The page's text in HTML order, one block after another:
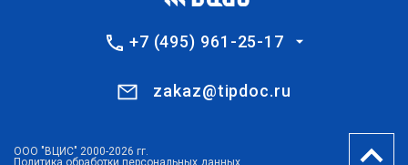
+7 (495) 961-25-17
zakaz@tipdoc.ru
ООО "ВЦИС" 2000-2026 гг.
Политика обработки персональных данных